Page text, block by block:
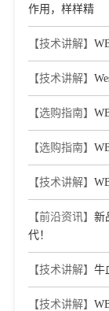
作用，样样精
【技术讲解】
【技术讲解】
【选购指南】
【选购指南】
【技术讲解】
【前沿资讯】 新
代！
【技术讲解】 牛
【技术讲解】